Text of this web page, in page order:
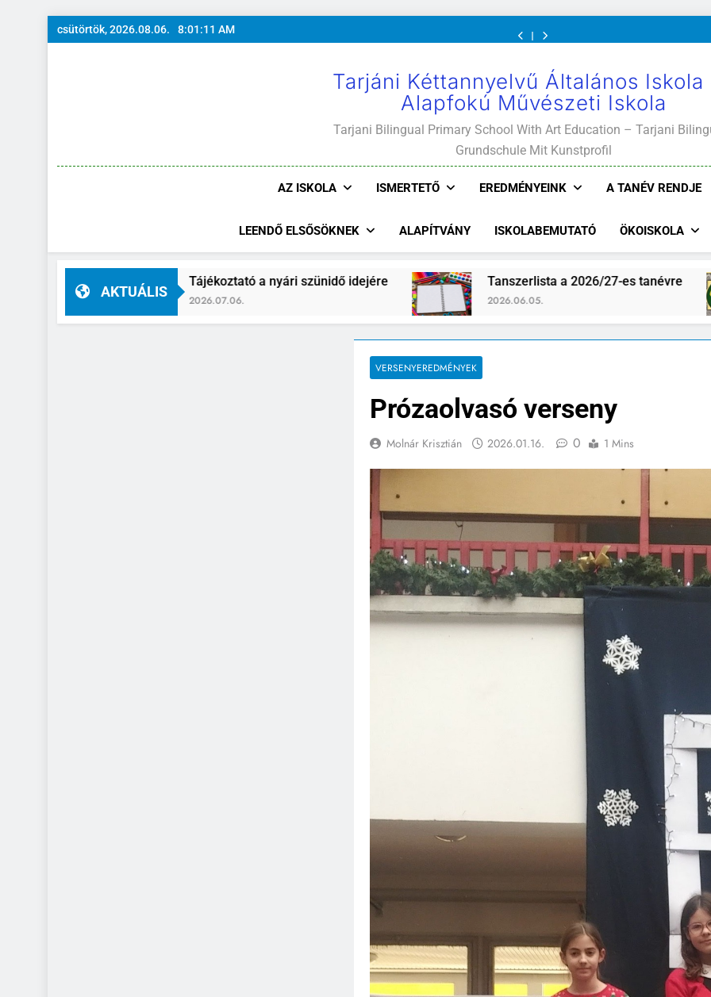
Ugrás
a
csütörtök, 2026.08.06. 8:01:13 AM
Világunk!
2026.
május
04-
rendje
ajánlott
Világunk!
2026.
04-
rendje
és
ajánlott
olvasmányok
Mi
Világunk!
Tarjáni Kéttannyelvű Általános Iskola
Alapfokú Művészeti Iskola
Tarjani Bilingual Primary School With Art Education – Tarjani
Grundschule Mit Kunstprofil
AZ ISKOLA ISMERTETŐ EREDMÉNYEINK A TANÉV RENDJE
LEENDŐ ELSŐSÖKNEK ALAPÍTVÁNY ISKOLABEMUTATÓ ÖKOISKOLA
AKTUÁLIS
Tájékoztató a nyári szünidő idejére
2026.07.06.
Tanszerlista a 2026/27-es tanévre Iskolaújság
VERSENYEREDMÉNYEK
Prózaolvasó verseny
Molnár Krisztián 2026.01.16. 0 1 Mins